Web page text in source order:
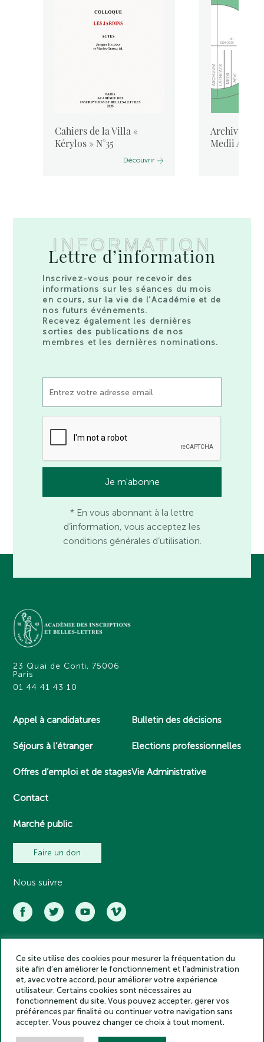
Cahiers de la Villa «
Kérylos » N°35
Découvrir
Archivum
Medii Aevi,
INFORMATION
Lettre d’information
Inscrivez-vous pour recevoir des
informations sur les séances du mois
en cours, sur la vie de l’Académie et de
nos futurs événements.
Recevez également les dernières
sorties des publications de nos
membres et les dernières nominations.
* En vous abonnant à la lettre
d’information, vous acceptez les
conditions générales d’utilisation.
23 Quai de Conti, 75006
Paris
01 44 41 43 10
Appel à candidatures
Séjours à l’étranger
Offres d’emploi et de stages
Contact
Marché public
Bulletin des décisions
Elections professionnelles
Vie Administrative
Faire un don
Nous suivre
Académie des inscriptions et belles lettres – Tous droits réservés
2025
Politique de confidentialité
Mentions légales
Crédits
Gestion des cookies
Ce site utilise des cookies pour mesurer la fréquentation du
site afin d’en améliorer le fonctionnement et l’administration
et, avec votre accord, pour améliorer votre expérience
utilisateur. Certains cookies sont nécessaires au
fonctionnement du site. Vous pouvez accepter, gérer vos
préférences par finalité ou continuer votre navigation sans
accepter. Vous pouvez changer ce choix à tout moment.